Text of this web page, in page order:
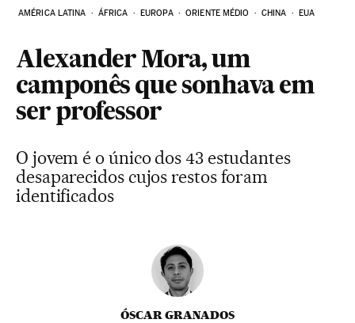
AMÉRICA LATINA ÁFRICA EUROPA ORIENTE MÉDIO CHINA EUA
Alexander Mora, um
camponês que sonhava em
ser professor
O jovem é o único dos 43 estudantes
desaparecidos cujos restos foram
identificados
ÓSCAR GRANADOS